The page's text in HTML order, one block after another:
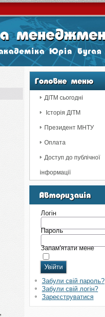
ДІТМ сьогодні
Історія ДІТМ
Президент МНТУ
Оплата
Доступ до публічної
інформації
Логін
Пароль
Запам'ятати мене
Забули свій пароль?
Забули свій логін?
Зареєструватися